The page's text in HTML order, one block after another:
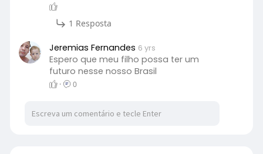
1 Resposta
Jeremias Fernandes 6 yrs
Espero que meu filho possa ter um
futuro nesse nosso Brasil
· 0